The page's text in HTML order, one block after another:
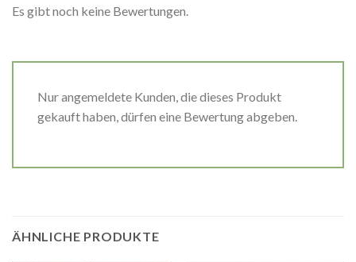
Es gibt noch keine Bewertungen.
Nur angemeldete Kunden, die dieses Produkt
gekauft haben, dürfen eine Bewertung abgeben.
ÄHNLICHE PRODUKTE